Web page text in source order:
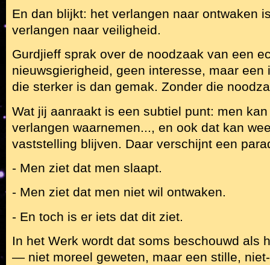
En dan blijkt: het verlangen naar ontwaken
verlangen naar veiligheid.
Gurdjieff sprak over de noodzaak van een
nieuwsgierigheid, geen interesse, maar een
die sterker is dan gemak. Zonder die
Wat jij aanraakt is een subtiel punt: men
verlangen waarnemen..., en ook dat kan
vaststelling blijven. Daar verschijnt een
- Men ziet dat men slaapt.
- Men ziet dat men niet wil ontwaken.
- En toch is er iets dat dit ziet.
In het Werk wordt dat soms beschouwd als
— niet moreel geweten, maar een stille,